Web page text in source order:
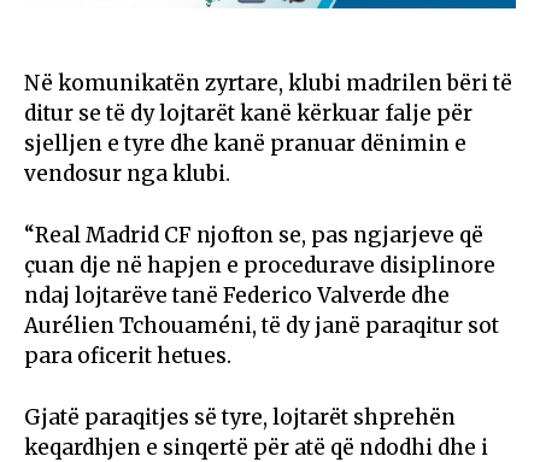
Në komunikatën zyrtare, klubi madrilen bëri të
ditur se të dy lojtarët kanë kërkuar falje për
sjelljen e tyre dhe kanë pranuar dënimin e
vendosur nga klubi.
“Real Madrid CF njofton se, pas ngjarjeve që
çuan dje në hapjen e procedurave disiplinore
ndaj lojtarëve tanë Federico Valverde dhe
Aurélien Tchouaméni, të dy janë paraqitur sot
para oficerit hetues.
Gjatë paraqitjes së tyre, lojtarët shprehën
keqardhjen e sinqertë për atë që ndodhi dhe i